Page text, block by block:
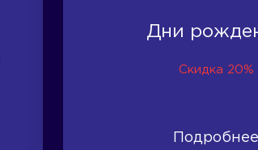
Дни
Скидка 20%
Подробнее